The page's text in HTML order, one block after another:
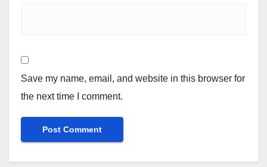
Save my name, email, and website in this browser for
the next time I comment.